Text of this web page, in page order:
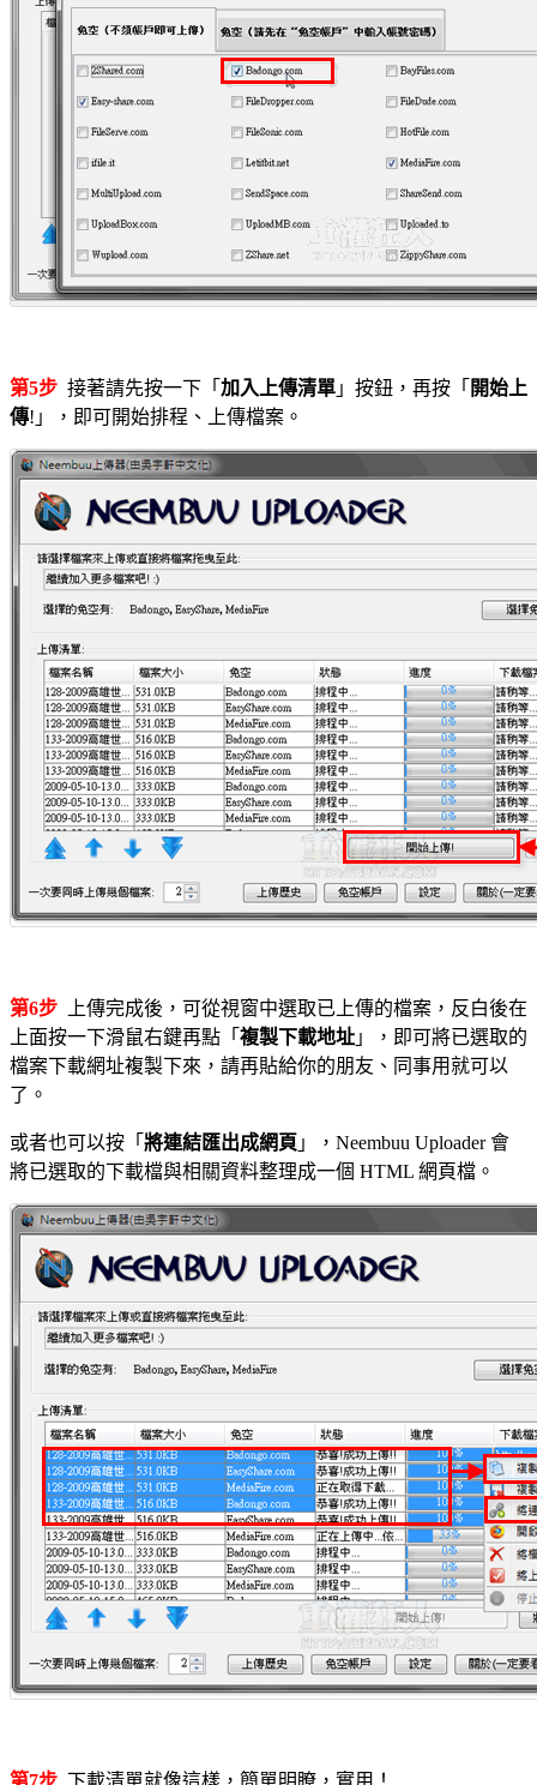
第5步 接著請先按一下「 加入上傳清單 」按鈕，再按「 開始上
傳!」，即可開始排程、上傳檔案。
第6步 上傳完成後，可從視窗中選取已上傳的檔案，反白後在
上面按一下滑鼠右鍵再點「 複製下載地址 」，即可將已選取的
檔案下載網址複製下來，請再貼給你的朋友、同事用就可以
了。
或者也可以按「 將連結匯出成網頁 」，Neembuu Uploader 會
將已選取的下載檔與相關資料整理成一個 HTML 網頁檔。